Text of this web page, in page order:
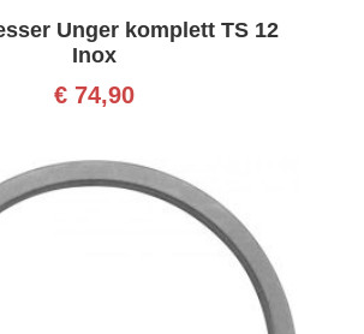
Unger komplett TS 12
Inox
€ 74,90